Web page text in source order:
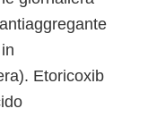
Etoricoxib